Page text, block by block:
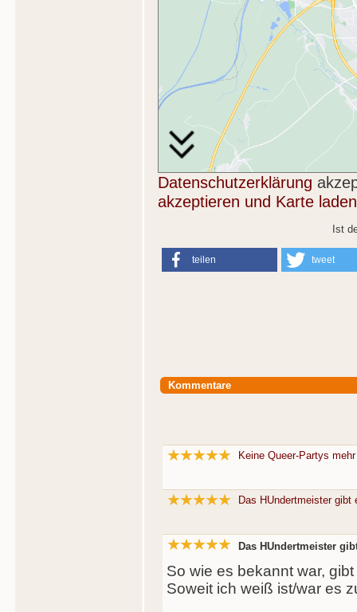
Datenschutzerklärung
akzeptieren und Karte laden
Ist
teilen tweet
Kommentare
Keine Queer-Partys mehr
Das HUndertmeister gibt
Das HUndertmeister
So wie es bekannt war,
Soweit ich weiß ist/war es